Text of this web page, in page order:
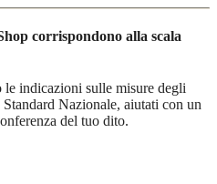
corrispondono alla scala
le indicazioni sulle misure degli
Nazionale, aiutati con un
del tuo dito.